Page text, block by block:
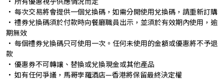
• 每次交易將會提供一個兌換碼，如需分開使用兌換碼，請重新訂購
• 禮券兌換碼須於付款時向餐廳職員出示，並須於有效期內使用，逾
期無效
• 每個禮券兌換碼只可使用一次。任何未使用的金額或優惠將不予退
款
• 優惠券不可轉讓、替換或兌換現金或其他產品
• 如有任何爭議，馬哥孛羅酒店—香港將保留最終決定權